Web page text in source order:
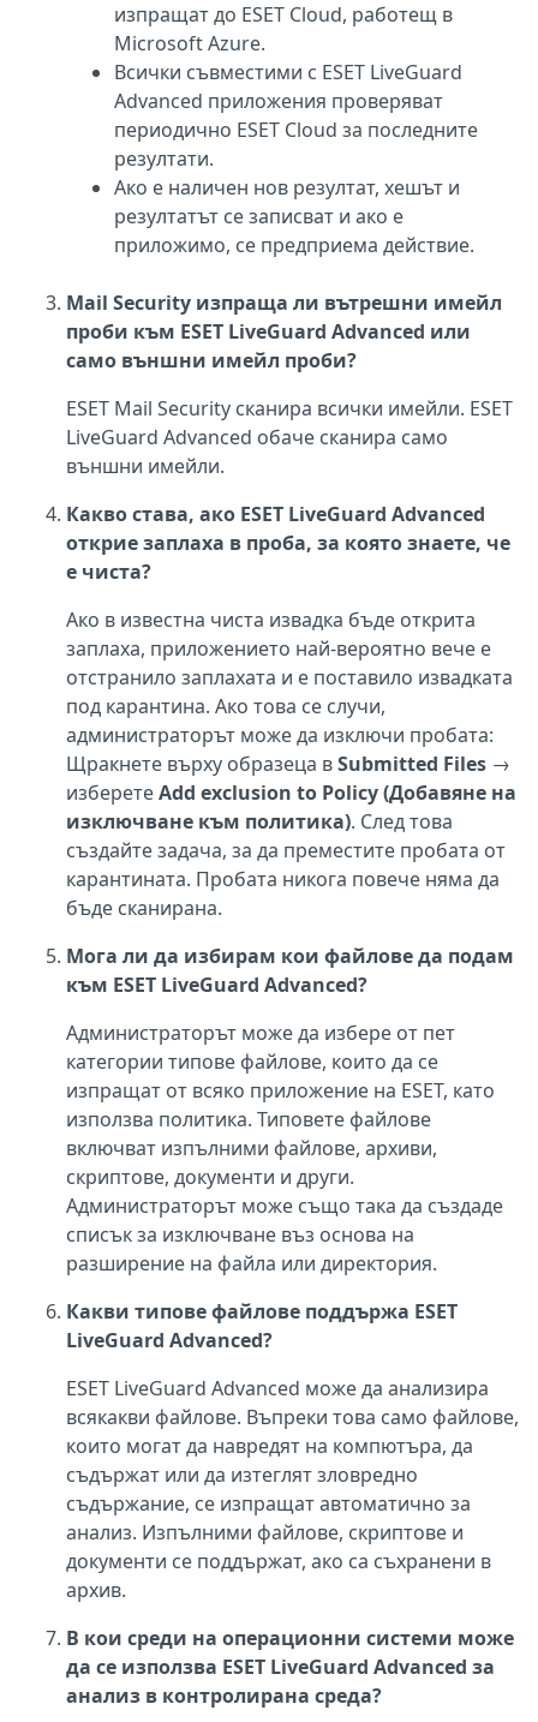
изпращат до ESET Cloud, работещ в
Microsoft Azure.
Всички съвместими с ESET LiveGuard
Advanced приложения проверяват
периодично ESET Cloud за последните
резултати.
Ако е наличен нов резултат, хешът и
резултатът се записват и ако е
приложимо, се предприема действие.
Mail Security изпраща ли вътрешни имейл
проби към ESET LiveGuard Advanced или
само външни имейл проби?
ESET Mail Security сканира всички имейли. ESET
LiveGuard Advanced обаче сканира само
външни имейли.
Какво става, ако ESET LiveGuard Advanced
открие заплаха в проба, за която знаете, че
е чиста?
Ако в известна чиста извадка бъде открита
заплаха, приложението най-вероятно вече е
отстранило заплахата и е поставило извадката
под карантина. Ако това се случи,
администраторът може да изключи пробата:
Щракнете върху образеца вSubmitted Files →
изберетеAdd exclusion to Policy (Добавяне на
изключване към политика). След това
създайте задача, за да преместите пробата от
карантината. Пробата никога повече няма да
бъде сканирана.
Мога ли да избирам кои файлове да подам
към ESET LiveGuard Advanced?
Администраторът може да избере от пет
категории типове файлове, които да се
изпращат от всяко приложение на ESET, като
използва политика. Типовете файлове
включват изпълними файлове, архиви,
скриптове, документи и други.
Администраторът може също така да създаде
списък за изключване въз основа на
разширение на файла или директория.
Какви типове файлове поддържа ESET
LiveGuard Advanced?
ESET LiveGuard Advanced може да анализира
всякакви файлове. Въпреки това само файлове,
които могат да навредят на компютъра, да
съдържат или да изтеглят зловредно
съдържание, се изпращат автоматично за
анализ. Изпълними файлове, скриптове и
документи се поддържат, ако са съхранени в
архив.
В кои среди на операционни системи може
да се използва ESET LiveGuard Advanced за
анализ в контролирана среда?